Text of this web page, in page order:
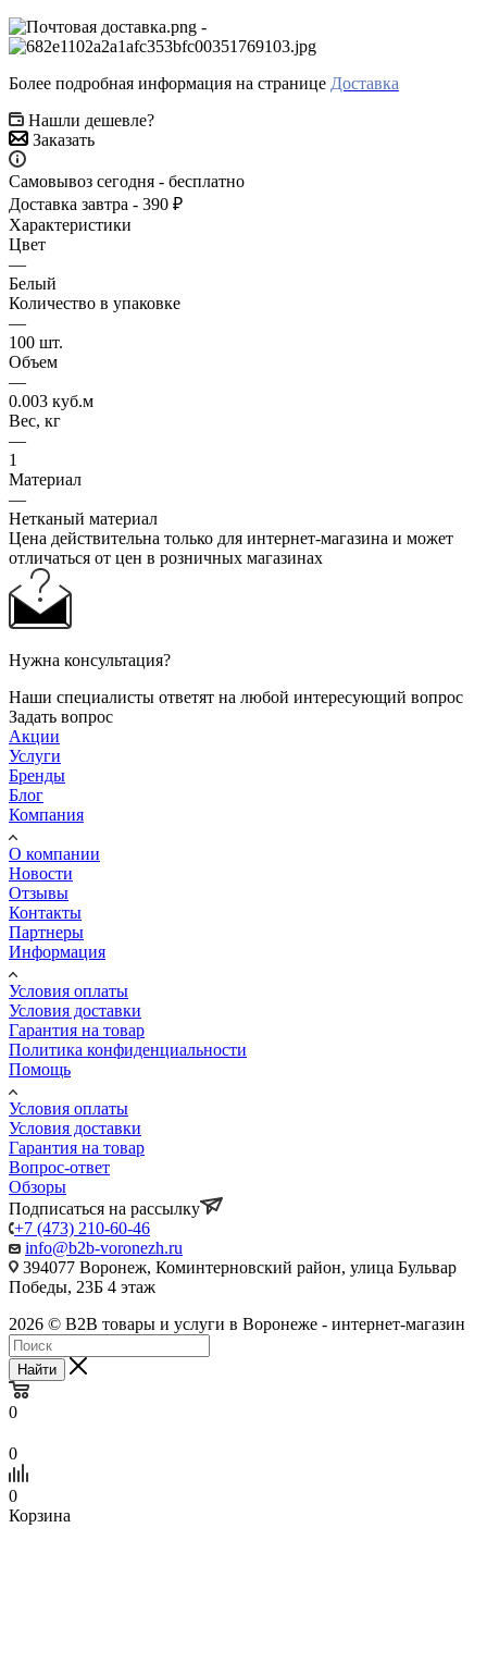
-
Более подробная информация на странице Доставка
Нашли дешевле?
Заказать
Самовывоз сегодня - бесплатно
Доставка завтра - 390 ₽
Характеристики
Цвет
—
Белый
Количество в упаковке
—
100 шт.
Объем
—
0.003 куб.м
Вес, кг
—
1
Материал
—
Нетканый материал
Цена действительна только для интернет-магазина и может
отличаться от цен в розничных магазинах
Нужна консультация?
Наши специалисты ответят на любой интересующий вопрос
Задать вопрос
Акции
Услуги
Бренды
Блог
Компания
О компании
Новости
Отзывы
Контакты
Партнеры
Информация
Условия оплаты
Условия доставки
Гарантия на товар
Политика конфиденциальности
Помощь
Условия оплаты
Условия доставки
Гарантия на товар
Вопрос-ответ
Обзоры
Подписаться на рассылку
+7 (473) 210-60-46
info@b2b-voronezh.ru
394077 Воронеж, Коминтерновский район, улица Бульвар
Победы, 23Б​ 4 этаж
2026 © B2B товары и услуги в Воронеже - интернет-магазин
Найти
0
0
0
Корзина